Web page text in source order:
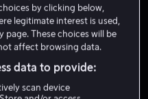
by clicking below,
legitimate interest is used,
page. These choices will be
affect browsing data.
data to provide:
scan device